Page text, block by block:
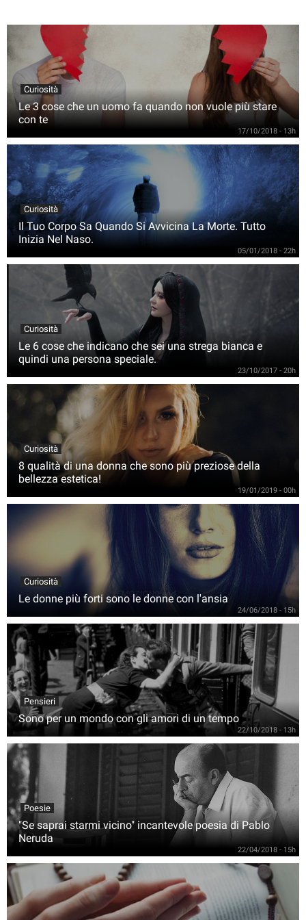
Curiosità
Le 3 cose che un uomo fa quando non vuole più stare
con te
17/10/2018 - 13h
Curiosità
Il Tuo Corpo Sa Quando Si Avvicina La Morte. Tutto
Inizia Nel Naso.
05/01/2018 - 22h
Curiosità
Le 6 cose che indicano che sei una strega bianca e
quindi una persona speciale.
23/10/2017 - 20h
Curiosità
8 qualità di una donna che sono più preziose della
bellezza estetica!
19/01/2019 - 00h
Curiosità
Le donne più forti sono le donne con l'ansia
24/06/2018 - 15h
Pensieri
Sono per un mondo con gli amori di un tempo
22/10/2018 - 13h
Poesie
"Se saprai starmi vicino" incantevole poesia di Pablo
Neruda
22/04/2018 - 15h